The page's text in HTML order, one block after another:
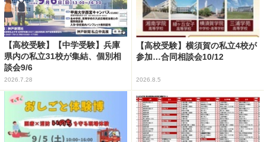
【高校受験】【中学受験】兵庫
県内の私立31校が集結、個別相
談会9/6
2026.7.28
【高校受験】横須賀の私立4校が
参加…合同相談会10/12
2026.8.5